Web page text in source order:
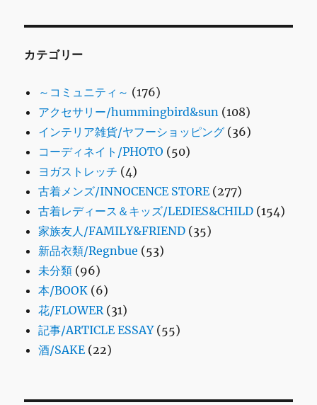
カテゴリー
～コミュニティ～ (176)
アクセサリー/hummingbird&sun (108)
インテリア雑貨/ヤフーショッピング (36)
コーディネイト/PHOTO (50)
ヨガストレッチ (4)
古着メンズ/INNOCENCE STORE (277)
古着レディース＆キッズ/LEDIES&CHILD (154)
家族友人/FAMILY&FRIEND (35)
新品衣類/Regnbue (53)
未分類 (96)
本/BOOK (6)
花/FLOWER(31)
記事/ARTICLE ESSAY(55)
酒/SAKE (22)